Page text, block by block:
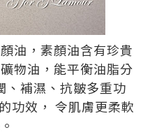
油，素顏油含有珍貴
物油，能平衡油脂分
、補濕、抗皺多重功
功效， 令肌膚更柔軟